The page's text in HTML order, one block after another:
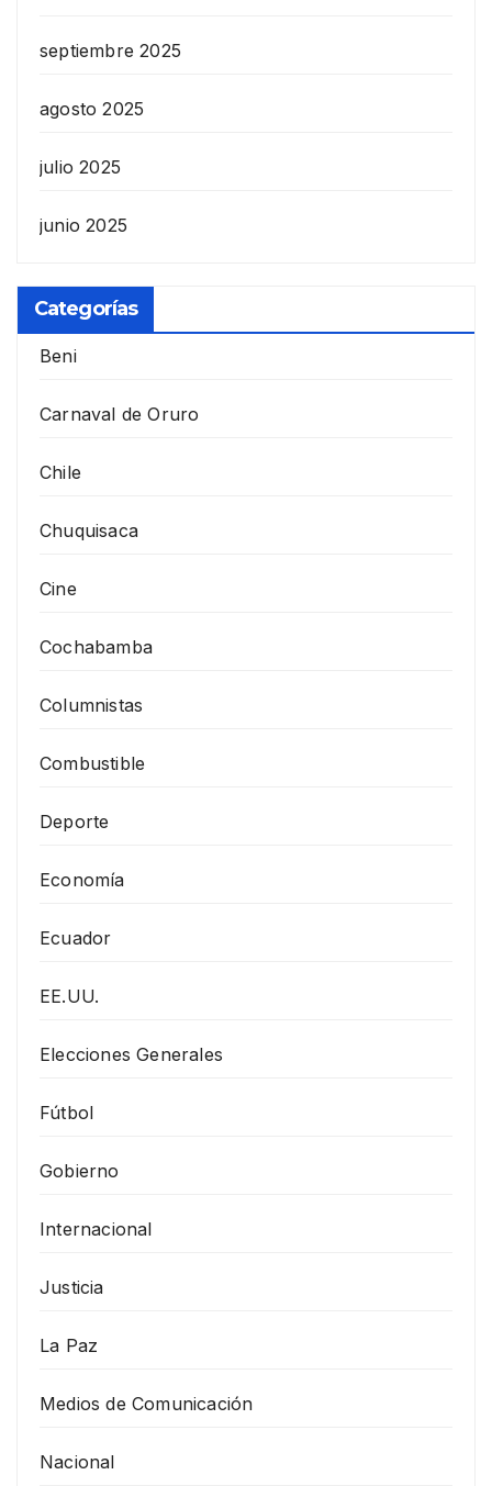
septiembre 2025
agosto 2025
julio 2025
junio 2025
Categorías
Beni
Carnaval de Oruro
Chile
Chuquisaca
Cine
Cochabamba
Columnistas
Combustible
Deporte
Economía
Ecuador
EE.UU.
Elecciones Generales
Fútbol
Gobierno
Internacional
Justicia
La Paz
Medios de Comunicación
Nacional